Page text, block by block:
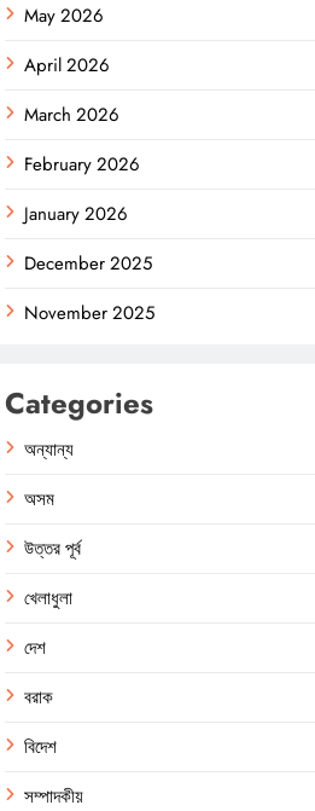
May 2026
April 2026
March 2026
February 2026
January 2026
December 2025
November 2025
Categories
অন্যান্য
অসম
উত্তর পূর্ব
খেলাধুলা
দেশ
বরাক
বিদেশ
সম্পাদকীয়